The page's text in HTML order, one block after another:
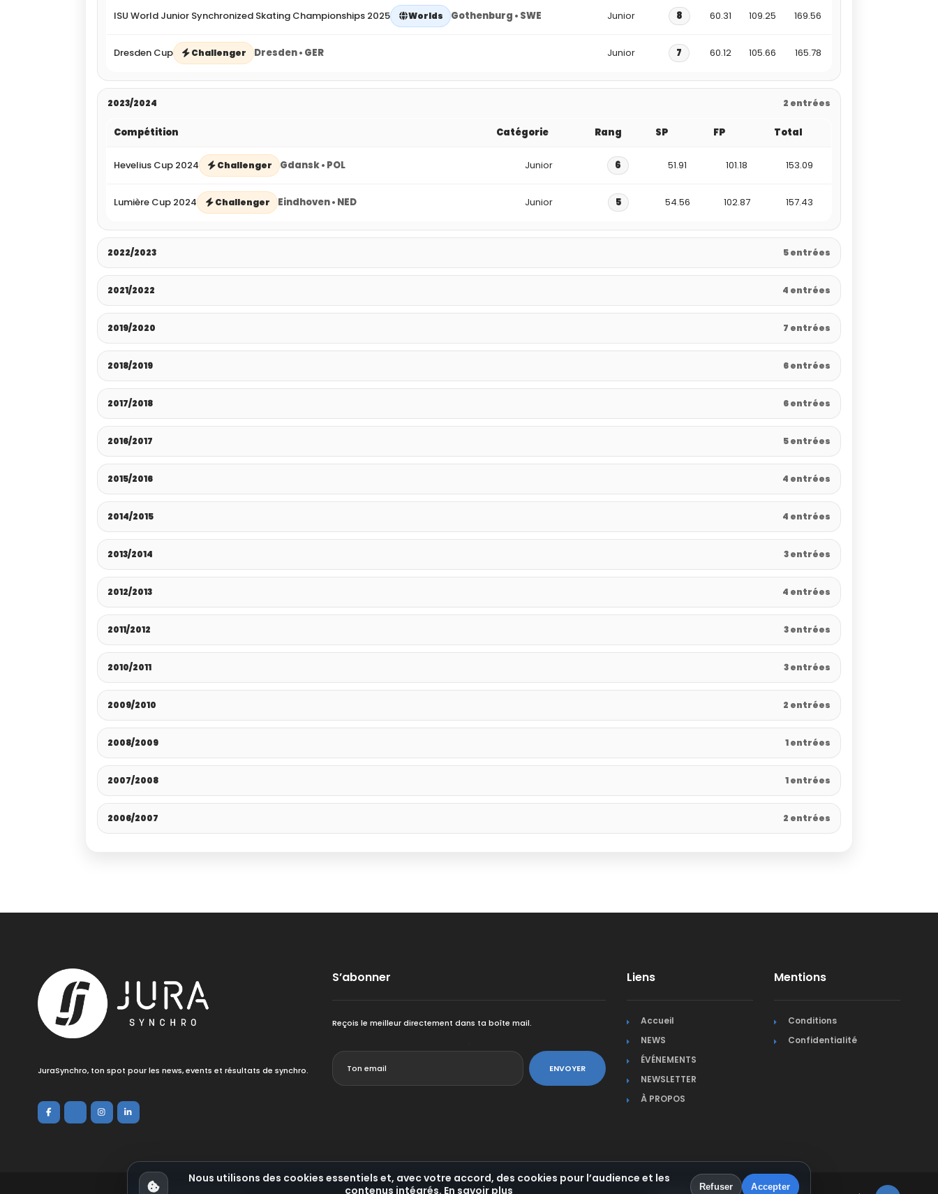
ISU World Junior Synchronized Skating Championships 2025 Worlds Gothenburg • SWE Junior 8 60.31 109.25 169.56
Dresden Cup Challenger Dresden • GER Junior 7 60.12 105.66 165.78
2023/2024 2 entrées
Compétition Catégorie Rang SP FP Total
Hevelius Cup 2024 Challenger Gdansk • POL Junior 6 51.91 101.18 153.09
Lumière Cup 2024 Challenger Eindhoven • NED Junior 5 54.56 102.87 157.43
2022/2023 5 entrées
2021/2022 4 entrées
2019/2020 7 entrées
2018/2019 6 entrées
2017/2018 6 entrées
2016/2017 5 entrées
2015/2016 4 entrées
2014/2015 4 entrées
2013/2014 3 entrées
2012/2013 4 entrées
2011/2012 3 entrées
2010/2011 3 entrées
2009/2010 2 entrées
2008/2009 1 entrées
2007/2008 1 entrées
2006/2007 2 entrées
JuraSynchro, ton spot pour les news, events et résultats de synchro.
S’abonner
Reçois le meilleur directement dans ta boîte mail.
ENVOYER
Liens
Accueil
NEWS
ÉVÉNEMENTS
NEWSLETTER
À PROPOS
Mentions
Conditions
Confidentialité
Nous utilisons des cookies essentiels et, avec votre accord, des cookies pour l’audience et les
contenus intégrés. En savoir plus Refuser Accepter